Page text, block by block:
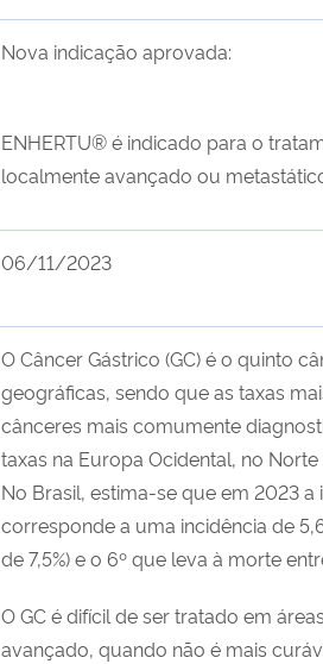
Nova indicação aprovada:
ENHERTU® é indicado para o
localmente avançado ou
06/11/2023
O Câncer Gástrico (GC) é o quinto
geográficas, sendo que as taxas
cânceres mais comumente
taxas na Europa Ocidental, no
No Brasil, estima-se que em 2023
corresponde a uma incidência de
de 7,5%) e o 6º que leva à morte
O GC é difícil de ser tratado em
avançado, quando não é mais